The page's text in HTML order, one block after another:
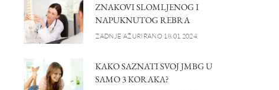
ZNAKOVI SLOMLJENOG I
NAPUKNUTOG REBRA
ZADNJE AŽURIRANO 18.01.2024.
KAKO SAZNATI SVOJ JMBG U
SAMO 3 KORAKA?